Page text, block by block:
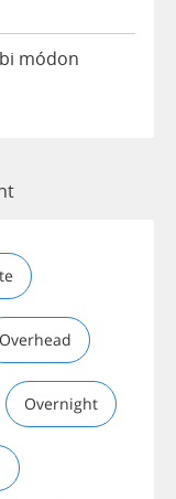
módon
Overhead
Overnight